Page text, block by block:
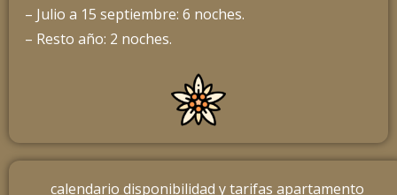
– Julio a 15 septiembre: 6 noches.
– Resto año: 2 noches.
calendario disponibilidad y tarifas apartamento